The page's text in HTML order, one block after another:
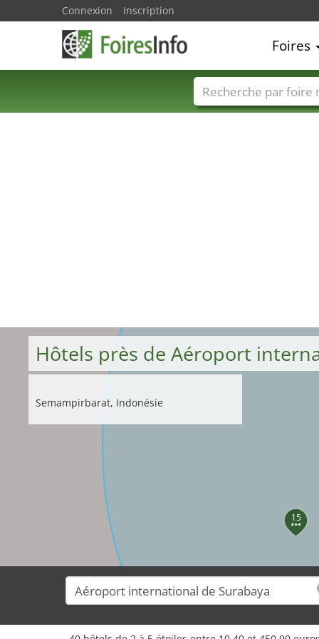
15
Hôtels près de Aéroport
Semampirbarat, Indonésie
Connexion Inscription
Foires
Foire noms Pays